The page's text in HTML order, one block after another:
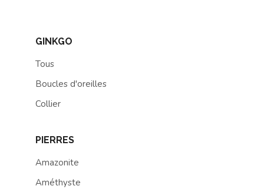
GINKGO
Tous
Boucles d'oreilles
Collier
PIERRES
Amazonite
Améthyste